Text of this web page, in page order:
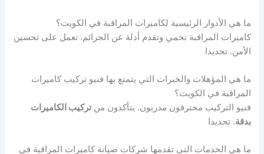
ما هي الأدوار الرئيسية لكاميرات المراقبة في الكويت؟
كاميرات المراقبة تحمي وتقدم أدلة عن الجرائم. تعمل على تحسين
الأمن. تحديدا
ما هي المؤهلات والخبرات التي يتمتع بها فنيو تركيب كاميرات
المراقبة في الكويت؟
فنيو التركيب محترفون مدربون. يتأكدون منتركيب الكاميرات
بدقة. تحديدا
ما هي الخدمات التي تقدمها شركات صيانة كاميرات المراقبة في